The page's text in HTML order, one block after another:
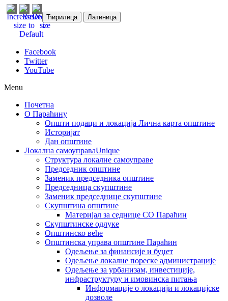
Ћирилица Латиница
Facebook
Twitter
YouTube
Menu
Почетна
О Параћину
Општи подаци и локација Лична карта општине
Историјат
Дан општине
Локална самоуправаUnique
Структура локалне самоуправе
Председник општине
Заменик председника општине
Председница скупштине
Заменик председнице скупштине
Скупштина општине
Материјал за седнице СО Параћин
Скупштинске одлуке
Општинско веће
Општинска управа општине Параћин
Одељење за финансије и буџет
Одељење локалне пореске администрације
Одељење за урбанизам, инвестиције,
инфраструктуру и имовинска питања
Информације о локацији и локацијске
дозволе